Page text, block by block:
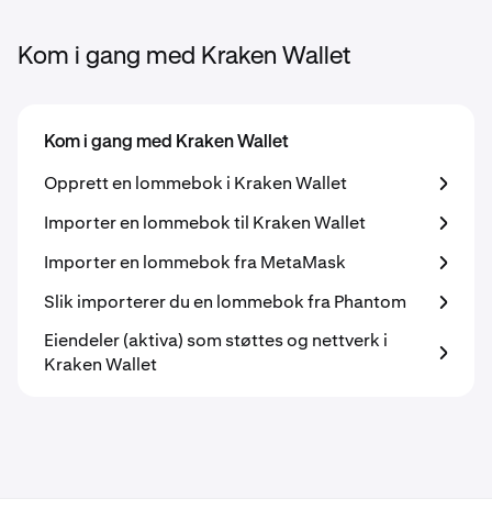
Kom i gang med Kraken Wallet
Kom i gang med Kraken Wallet
Opprett en lommebok i Kraken Wallet
Importer en lommebok til Kraken Wallet
Importer en lommebok fra MetaMask
Slik importerer du en lommebok fra Phantom
Eiendeler (aktiva) som støttes og nettverk i
Kraken Wallet